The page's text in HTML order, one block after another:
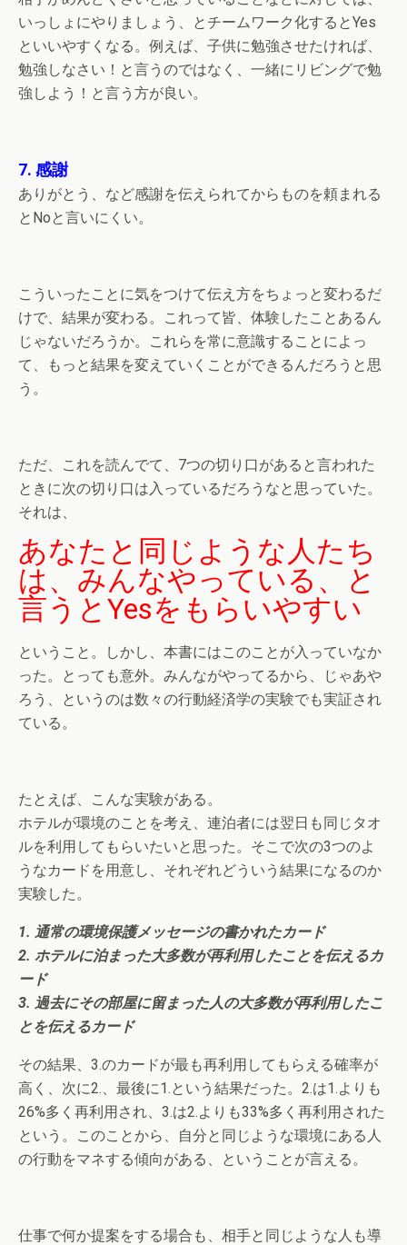
いっしょにやりましょう、とチームワーク化するとYes
といいやすくなる。例えば、子供に勉強させたければ、
勉強しなさい！と言うのではなく、一緒にリビングで勉
強しよう！と言う方が良い。
7. 感謝
ありがとう、など感謝を伝えられてからものを頼まれる
とNoと言いにくい。
こういったことに気をつけて伝え方をちょっと変わるだ
けで、結果が変わる。これって皆、体験したことあるん
じゃないだろうか。これらを常に意識することによっ
て、もっと結果を変えていくことができるんだろうと思
う。
ただ、これを読んでて、7つの切り口があると言われた
ときに次の切り口は入っているだろうなと思っていた。
それは、
あなたと同じような人たち
は、みんなやっている、と
言うとYesをもらいやすい
ということ。しかし、本書にはこのことが入っていなか
った。とっても意外。みんながやってるから、じゃあや
ろう、というのは数々の行動経済学の実験でも実証され
ている。
たとえば、こんな実験がある。
ホテルが環境のことを考え、連泊者には翌日も同じタオ
ルを利用してもらいたいと思った。そこで次の3つのよ
うなカードを用意し、それぞれどういう結果になるのか
実験した。
1. 通常の環境保護メッセージの書かれたカード
2. ホテルに泊まった大多数が再利用したことを伝えるカ
ード
3. 過去にその部屋に留まった人の大多数が再利用したこ
とを伝えるカード
その結果、3.のカードが最も再利用してもらえる確率が
高く、次に2.、最後に1.という結果だった。2.は1.よりも
26%多く再利用され、3.は2.よりも33%多く再利用された
という。このことから、自分と同じような環境にある人
の行動をマネする傾向がある、ということが言える。
仕事で何か提案をする場合も、相手と同じような人も導